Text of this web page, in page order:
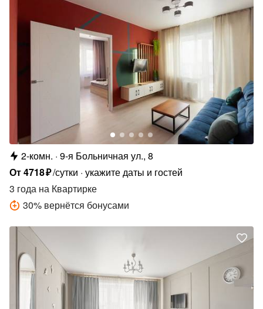
2-комн. 9-я Больничная ул., 8
От4718₽/сутки укажите даты и гостей
3 года на Квартирке
30% вернётся бонусами